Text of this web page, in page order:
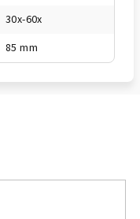
30x-60x
85 mm